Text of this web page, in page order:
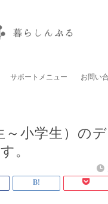
サポートメニュー お問い
～小学生）の
。